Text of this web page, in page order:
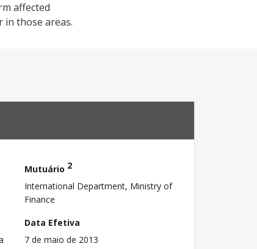
affected
in those areas.
Mutuário 2
International Department, Ministry of
Finance
Data Efetiva
7 de maio de 2013